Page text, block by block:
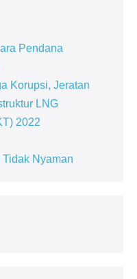
Pendana
Korupsi, Jeratan
LNG
2022
Nyaman